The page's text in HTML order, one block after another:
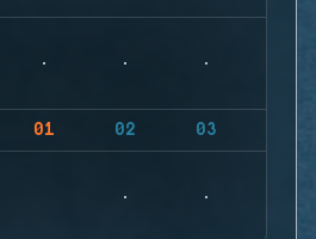
01 02 03